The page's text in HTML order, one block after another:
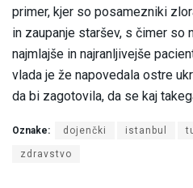
primer, kjer so posamezniki
in zaupanje staršev, s čimer so
najmlajše in najranljivejše
vlada je že napovedala ostre
da bi zagotovila, da se kaj
Oznake: dojenčki istanbul
zdravstvo